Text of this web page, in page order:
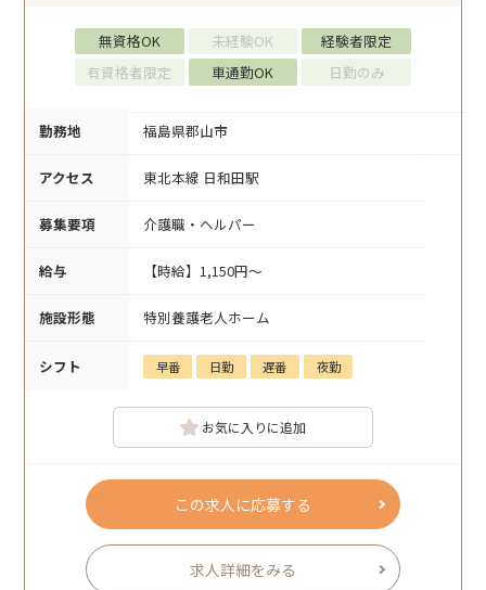
無資格OK 未経験OK
経験者限定
有資格者限定
車通勤OK 日勤のみ
勤務地 福島県郡山市
アクセス 東北本線 日和田駅
募集要項 介護職・ヘルパー
給与 【時給】1,150円～
施設形態 特別養護老人ホーム
シフト 早番 日勤 遅番 夜勤
お気に入りに追加
この求人に応募する
求人詳細をみる